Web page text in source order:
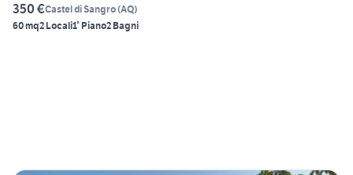
350 €Castel di Sangro(AQ)
60 mq2 Locali1° Piano2 Bagni